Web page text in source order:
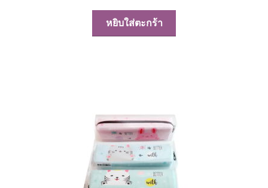
หยิบใส่ตะกร้า